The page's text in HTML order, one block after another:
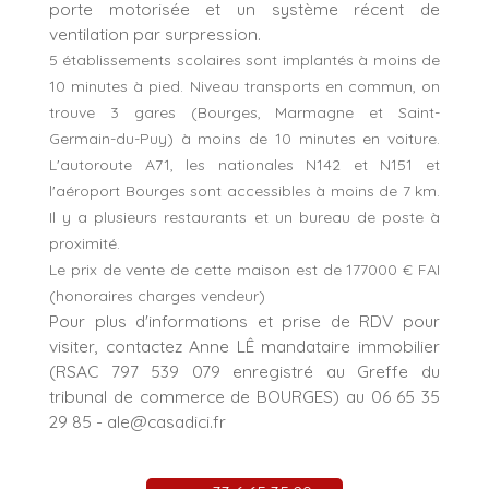
porte motorisée et un système récent de
ventilation par surpression.
5 établissements scolaires sont implantés à moins de
10 minutes à pied. Niveau transports en commun, on
trouve 3 gares (Bourges, Marmagne et Saint-
Germain-du-Puy) à moins de 10 minutes en voiture.
L'autoroute A71, les nationales N142 et N151 et
l'aéroport Bourges sont accessibles à moins de 7 km.
Il y a plusieurs restaurants et un bureau de poste à
proximité.
Le prix de vente de cette maison est de 177000 € FAI
(honoraires charges vendeur)
Pour plus d'informations et prise de RDV pour
visiter, contactez Anne LÊ mandataire immobilier
(RSAC 797 539 079 enregistré au Greffe du
tribunal de commerce de BOURGES) au 06 65 35
29 85 - ale@casadici.fr